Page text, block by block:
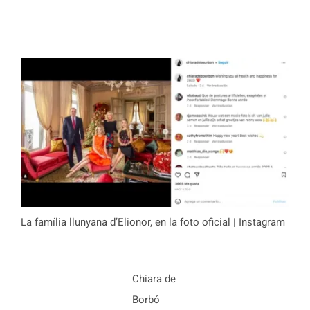
La família llunyana d’Elionor, en la foto oficial | Instagram
Chiara de
Borbó